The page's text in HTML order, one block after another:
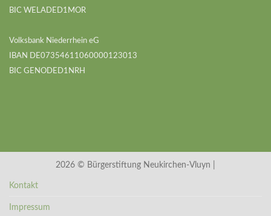
BIC WELADED1MOR
Volksbank Niederrhein eG
IBAN DE07354611060000123013
BIC GENODED1NRH
2026 © Bürgerstiftung Neukirchen-Vluyn |
Kontakt
Impressum